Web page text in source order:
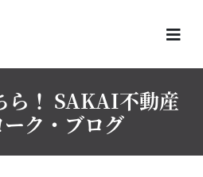
ら！ SAKAI不動産
ク・ブログ